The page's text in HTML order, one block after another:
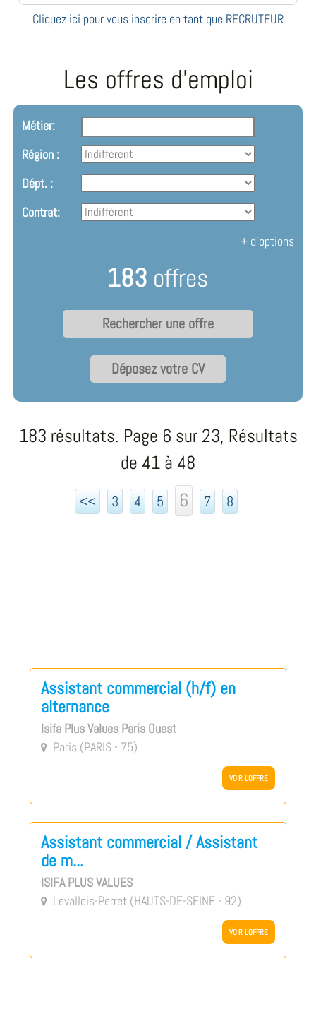
Cliquez ici pour vous inscrire en tant que RECRUTEUR
Les offres d'emploi
Métier:
Région :
Dépt. :
Contrat:
+ d'options
183 offres
Déposez votre CV
183 résultats. Page 6 sur 23, Résultats
de 41 à 48
<< 3 4 5 6 7 8
Assistant commercial (h/f) en
alternance
Isifa Plus Values Paris Ouest
 Paris (PARIS - 75)
VOIR L'OFFRE
Assistant commercial / Assistant
de m...
ISIFA PLUS VALUES
 Levallois-Perret (HAUTS-DE-SEINE - 92)
VOIR L'OFFRE